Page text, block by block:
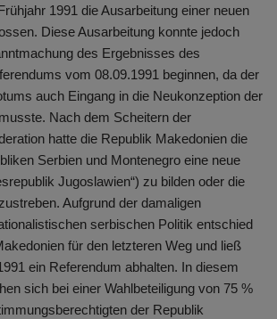
1991 die Ausarbeitung einer neuen
Diese Ausarbeitung konnte jedoch
des Ergebnisses des
vom 08.09.1991 beginnen, da der
auch Eingang in die Neukonzeption der
Nach dem Scheitern der
hatte die Republik Makedonien die
Serbien und Montenegro eine neue
Jugoslawien“) zu bilden oder die
Aufgrund der damaligen
serbischen Politik entschied
für den letzteren Weg und ließ
ein Referendum abhalten. In diesem
sich bei einer Wahlbeteiligung von 75 %
der Republik